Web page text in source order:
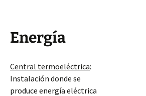
Energía
Central termoeléctrica:
Instalación donde se
produce energía eléctrica